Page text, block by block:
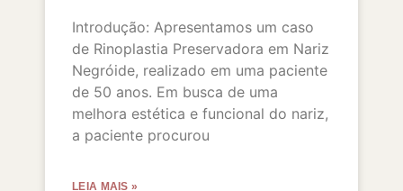
Introdução: Apresentamos um caso
de Rinoplastia Preservadora em Nariz
Negróide, realizado em uma paciente
de 50 anos. Em busca de uma
melhora estética e funcional do nariz,
a paciente procurou
LEIA MAIS »